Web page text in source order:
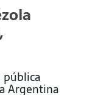
pública
Argentina